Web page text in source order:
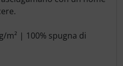
m² | 100% spugna di